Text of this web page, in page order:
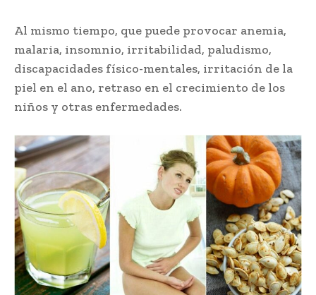
Al mismo tiempo, que puede provocar anemia,
malaria, insomnio, irritabilidad, paludismo,
discapacidades físico-mentales, irritación de la
piel en el ano, retraso en el crecimiento de los
niños y otras enfermedades.